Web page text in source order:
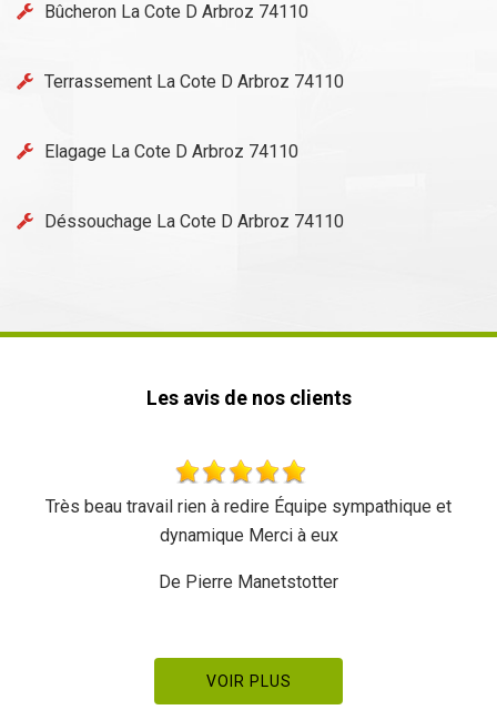
Bûcheron La Cote D Arbroz 74110
Terrassement La Cote D Arbroz 74110
Elagage La Cote D Arbroz 74110
Déssouchage La Cote D Arbroz 74110
Les avis de nos clients
Très beau travail rien à redire Équipe sympathique et
dynamique Merci à eux
De Pierre Manetstotter
VOIR PLUS